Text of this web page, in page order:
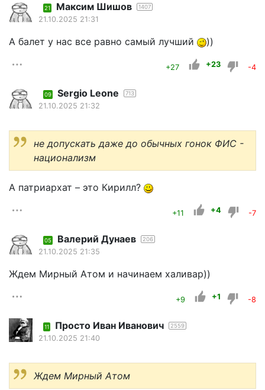
21 Максим Шишов 1407
21.10.2025 21:31
А балет у нас все равно самый лучший ))
+27 +23 -4
09 Sergio Leone 713
21.10.2025 21:32
не допускать даже до обычных гонок ФИС -
национализм
А патриархат – это Кирилл?
+11 +4 -7
05 Валерий Дунаев 206
21.10.2025 21:35
Ждем Мирный Атом и начинаем халивар))
+9 +1 -8
11 Просто Иван Иванович 2559
21.10.2025 21:40
Ждем Мирный Атом